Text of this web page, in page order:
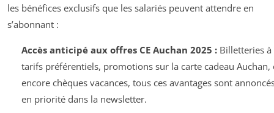
les bénéfices exclusifs que les salariés peuvent attendre en
s’abonnant :
Accès anticipé aux offres CE Auchan 2025 :Billetteries à
tarifs préférentiels, promotions sur la carte cadeau Auchan,
encore chèques vacances, tous ces avantages sont
en priorité dans la newsletter.